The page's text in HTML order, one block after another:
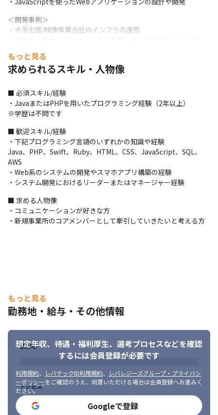
＜開発事例＞
・大手出版/映像事業会社のインフラの運用
・TV番組とタイアップのキャンペーンサイトの構築
・女性向け恋愛シュミレーションゲームアプリの開発
・キュレーションサイトの構築　など
＜開発体制＞
・開発規模は多くが5人/月～20人/月程度です
＜ポリシー＞
・ユーザーの心にしっかりと刺さり、かつビジネスの成功へ導く
クリエイティブを提供するべく「Technology × Creative ×
Marketing」という3つの軸のノウハウを活かして日々ものづくり
に取り組んでいます
＜募集背景＞
創業以来毎年黒字決算を続けており、順調に事業を拡大している
当社。今後も継続的な受注拡大が見込まれることから、会社を支
え、成長に貢献できる方を募集しています。
用的なスキルを身につけることができます
・裁量権のある環境でこれまでの経験を活かした業務や、新しい
領域にもチャレンジすることが可能です
もっと見る
求められるスキル・人物像
■ 必須スキル/経験
・JavaまたはPHPを用いたプログラミング経験（2年以上）
※学歴は不問です
■ 歓迎スキル/経験
・下記プログラミング言語のいずれかの知識や経験
Java、PHP、Swift、Ruby、HTML、CSS、JavaScript、SQL、
AWS
・Web系のシステムの開発やスマホアプリ構築の経験
・システム開発におけるリーダーまたはマネージャー経験
■ 求める人物像
・コミュニケーションが好きな方
・新規事業所のコアメンバーとして牽引していきたいと考える方
もっと見る
勤務地・給与・その他情報
想定年収、待遇・福利厚生、 選考プロセスなどを確認
するには会員登録が必要です
利用規約、 レバテックID利用規約、
レバレジーズグループ・プライバシ
ーポリシーをご確認のうえ、同意いただける場合は会員登録へお進みく
ださい。
Googleで登録
勤務地
アクセス